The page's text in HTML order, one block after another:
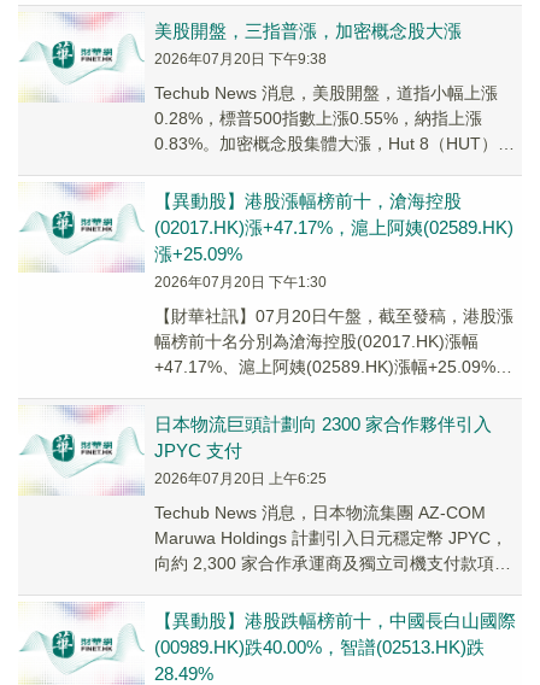
美股開盤，三指普漲，加密概念股大漲
2026年07月20日 下午9:38
Techub News 消息，美股開盤，道指小幅上漲
0.28%，標普500指數上漲0.55%，納指上漲
0.83%。加密概念股集體大漲，Hut 8（HUT）漲
【異動股】港股漲幅榜前十，滄海控股
(02017.HK)漲+47.17%，滬上阿姨(02589.HK)
漲+25.09%
2026年07月20日 下午1:30
【財華社訊】07月20日午盤，截至發稿，港股漲
幅榜前十名分別為滄海控股(02017.HK)漲幅
+47.17%、滬上阿姨(02589.HK)漲幅+25.09%、
日本物流巨頭計劃向 2300 家合作夥伴引入
JPYC 支付
2026年07月20日 上午6:25
Techub News 消息，日本物流集團 AZ-COM
Maruwa Holdings 計劃引入日元穩定幣 JPYC，
向約 2,300 家合作承運商及獨立司機支付款項，
【異動股】港股跌幅榜前十，中國長白山國際
(00989.HK)跌40.00%，智譜(02513.HK)跌
28.49%